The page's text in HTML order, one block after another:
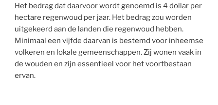
Het bedrag dat daarvoor wordt genoemd is 4 dollar per
hectare regenwoud per jaar. Het bedrag zou worden
uitgekeerd aan de landen die regenwoud hebben.
Minimaal een vijfde daarvan is bestemd voor inheemse
volkeren en lokale gemeenschappen. Zij wonen vaak in
de wouden en zijn essentieel voor het voortbestaan
ervan.